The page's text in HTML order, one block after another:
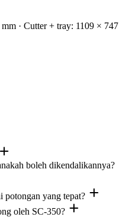
· Cutter + tray: 1109 × 747
boleh dikendalikannya?
potongan yang tepat?
oleh SC-350?